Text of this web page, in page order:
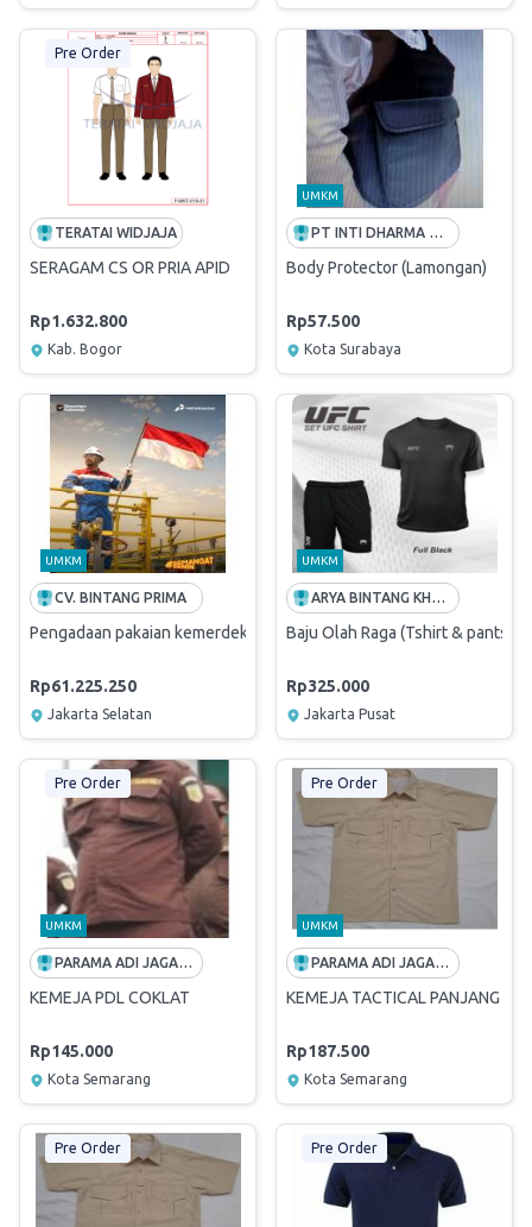
Pre Order
TERATAI WIDJAJA
SERAGAM CS OR PRIA APID
Rp1.632.800
Kab. Bogor
UMKM
PT INTI DHARMA MANDIRI
Body Protector (Lamongan)
Rp57.500
Kota Surabaya
UMKM
CV. BINTANG PRIMA
Pengadaan pakaian kemerdekaan ATK kebutuhan konsumtif
Rp61.225.250
Jakarta Selatan
UMKM
ARYA BINTANG KHATULISTIWA
Baju Olah Raga (Tshirt & pants)
Rp325.000
Jakarta Pusat
Pre Order
UMKM
PARAMA ADI JAGADDHITA
KEMEJA PDL COKLAT
Rp145.000
Kota Semarang
Pre Order
UMKM
PARAMA ADI JAGADDHITA
KEMEJA TACTICAL PANJANG
Rp187.500
Kota Semarang
Pre Order Pre Order